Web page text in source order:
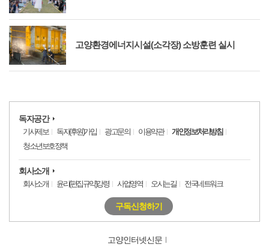
고양환경에너지시설(소각장) 소방훈련 실시
독자공간
기사제보 독자(후원)가입 광고문의 이용약관
개인정보처리방침
청소년보호정책
회사소개
회사소개 윤리(편집규약)강령 사업영역 오시는길 전국네트워크
구독신청하기
고양인터넷신문